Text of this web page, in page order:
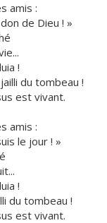
amis :
de Dieu ! »
!
du tombeau !
est vivant.
amis :
le jour ! »
!
du tombeau !
est vivant.